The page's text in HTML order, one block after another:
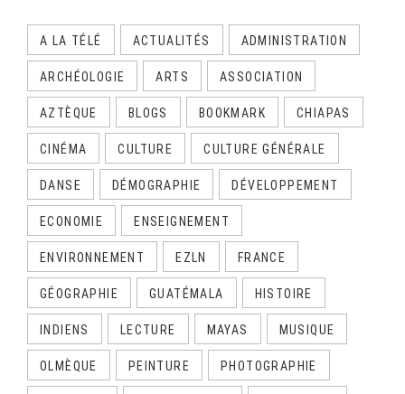
A LA TÉLÉ ACTUALITÉS ADMINISTRATION
ARCHÉOLOGIE ARTS ASSOCIATION
AZTÈQUE BLOGS BOOKMARK CHIAPAS
CINÉMA CULTURE CULTURE GÉNÉRALE
DANSE DÉMOGRAPHIE DÉVELOPPEMENT
ECONOMIE ENSEIGNEMENT
ENVIRONNEMENT EZLN FRANCE
GÉOGRAPHIE GUATÉMALA HISTOIRE
INDIENS LECTURE MAYAS MUSIQUE
OLMÈQUE PEINTURE PHOTOGRAPHIE